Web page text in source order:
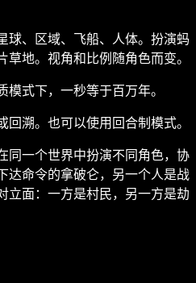
球、区域、飞船、人体。扮演蚂
地。视角和比例随角色而变。
式下，一秒等于百万年。
回溯。也可以使用回合制模式。
同一个世界中扮演不同角色，协
达命令的拿破仑，另一个人是战
立面：一方是村民，另一方是劫